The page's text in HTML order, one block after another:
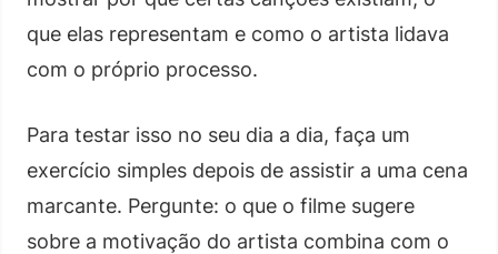
que elas representam e como o artista lidava
com o próprio processo.
Para testar isso no seu dia a dia, faça um
exercício simples depois de assistir a uma cena
marcante. Pergunte: o que o filme sugere
sobre a motivação do artista combina com o